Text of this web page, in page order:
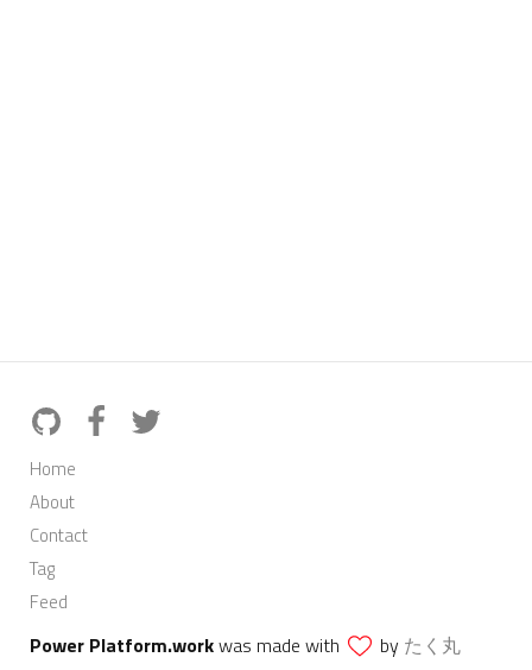
Home
About
Contact
Tag
Feed
Power Platform.workwas made with by たく丸